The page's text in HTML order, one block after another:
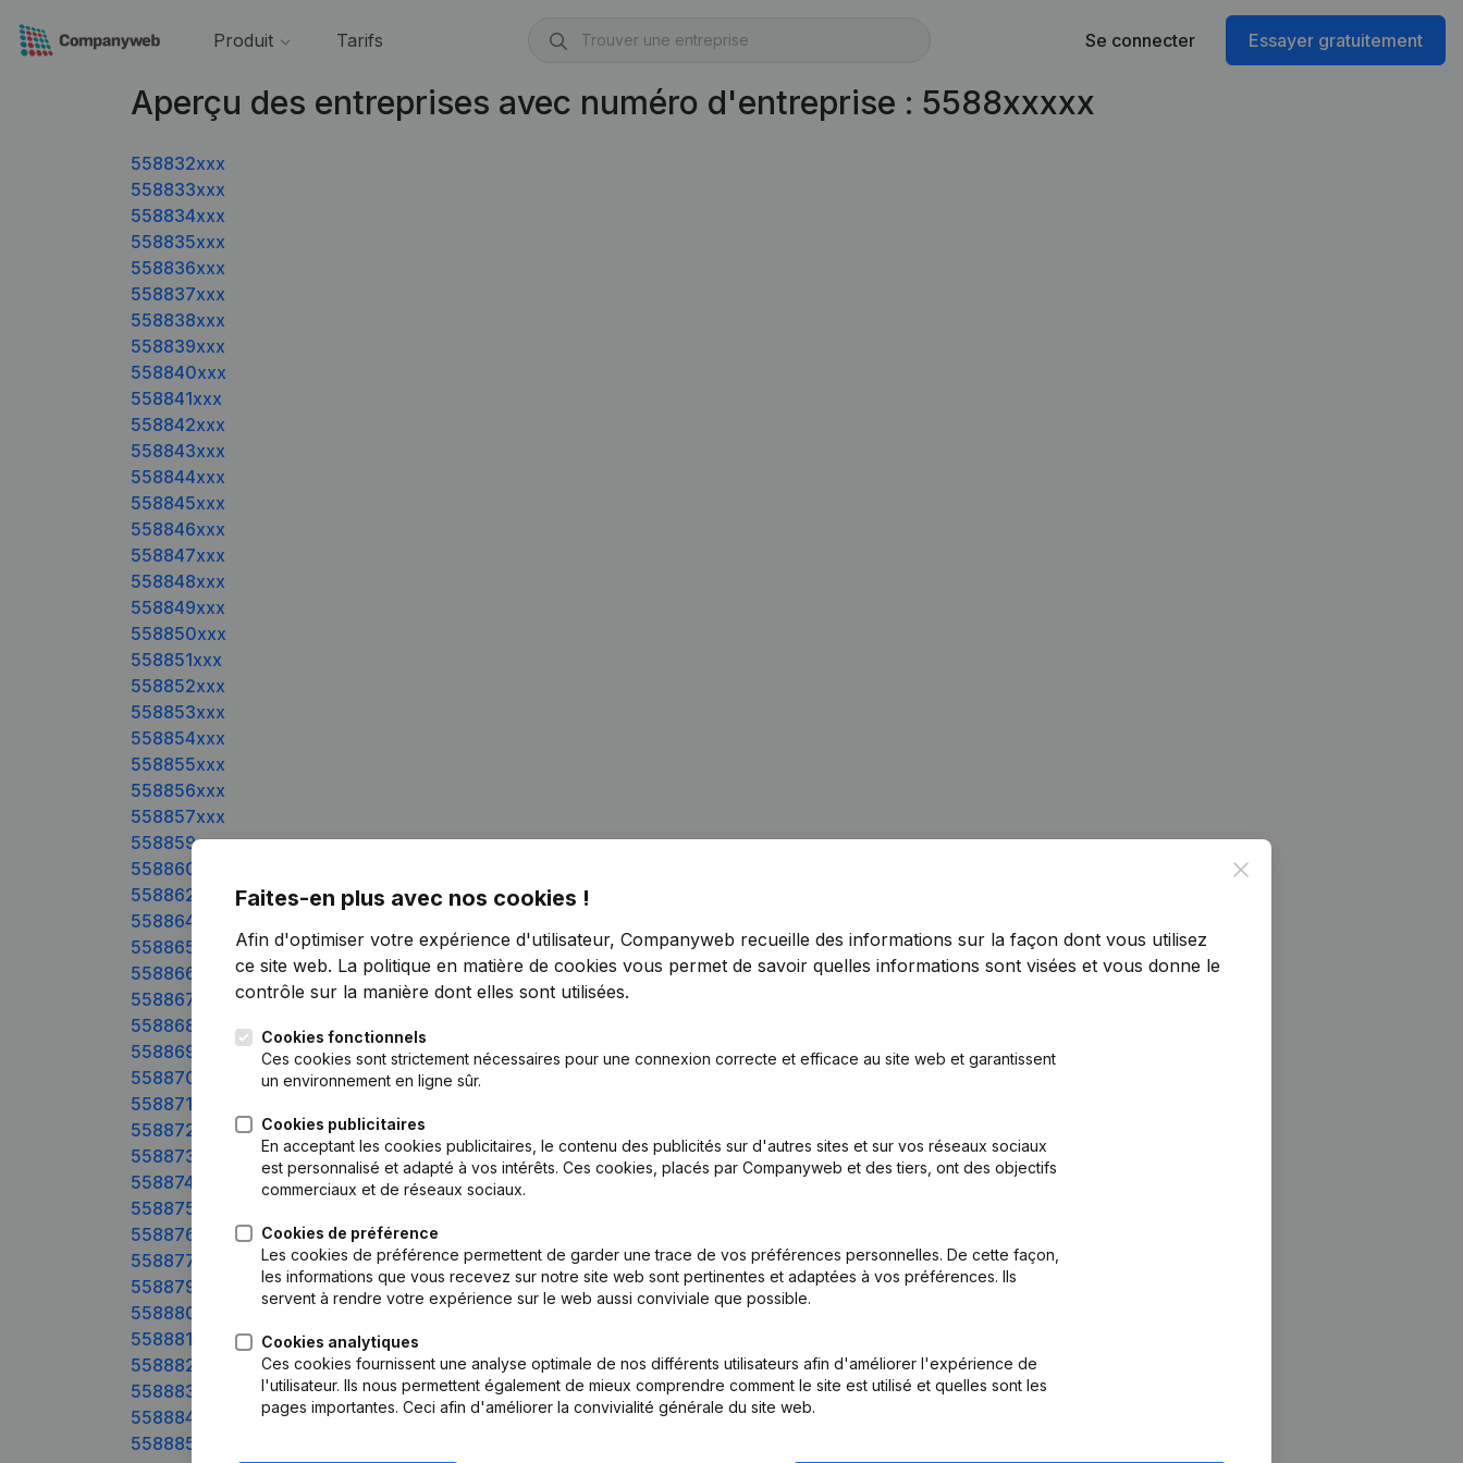
Produit Tarifs Se connecter Essayer gratuitement
Aperçu des entreprises avec numéro d'entreprise : 5588xxxxx
558832xxx
558833xxx
558834xxx
558835xxx
558836xxx
558837xxx
558838xxx
558839xxx
558840xxx
558841xxx
558842xxx
558843xxx
558844xxx
558845xxx
558846xxx
558847xxx
558848xxx
558849xxx
558850xxx
558851xxx
558852xxx
558853xxx
558854xxx
558855xxx
558856xxx
558857xxx
558859xxx
558860xxx
558862xxx
558864xxx
558865xxx
558866xxx
558867xxx
558868xxx
558869xxx
558870xxx
558871xxx
558872xxx
558873xxx
558874xxx
558875xxx
558876xxx
558877xxx
558879xxx
558880xxx
558881xxx
558882xxx
558883xxx
558884xxx
558885xxx
Close
Faites-en plus avec nos cookies !
Afin d'optimiser votre expérience d'utilisateur, Companyweb recueille des informations sur la façon dont vous utilisez
ce site web. La politique en matière de cookies vous permet de savoir quelles informations sont visées et vous donne le
contrôle sur la manière dont elles sont utilisées.
Cookies fonctionnels
Ces cookies sont strictement nécessaires pour une connexion correcte et efficace au site web et garantissent
un environnement en ligne sûr.
Cookies publicitaires
En acceptant les cookies publicitaires, le contenu des publicités sur d'autres sites et sur vos réseaux sociaux
est personnalisé et adapté à vos intérêts. Ces cookies, placés par Companyweb et des tiers, ont des objectifs
commerciaux et de réseaux sociaux.
Cookies de préférence
Les cookies de préférence permettent de garder une trace de vos préférences personnelles. De cette façon,
les informations que vous recevez sur notre site web sont pertinentes et adaptées à vos préférences. Ils
servent à rendre votre expérience sur le web aussi conviviale que possible.
Cookies analytiques
Ces cookies fournissent une analyse optimale de nos différents utilisateurs afin d'améliorer l'expérience de
l'utilisateur. Ils nous permettent également de mieux comprendre comment le site est utilisé et quelles sont les
pages importantes. Ceci afin d'améliorer la convivialité générale du site web.